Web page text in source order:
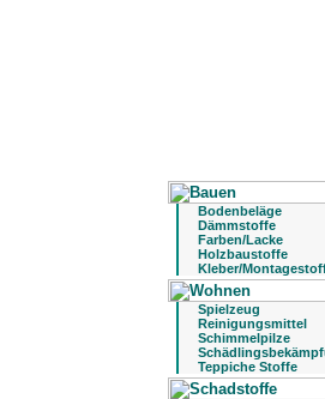
Bodenbeläge
Dämmstoffe
Farben/Lacke
Holzbaustoffe
Kleber/
Spielzeug
Reinigungsmittel
Schimmelpilze
Teppiche Stoffe